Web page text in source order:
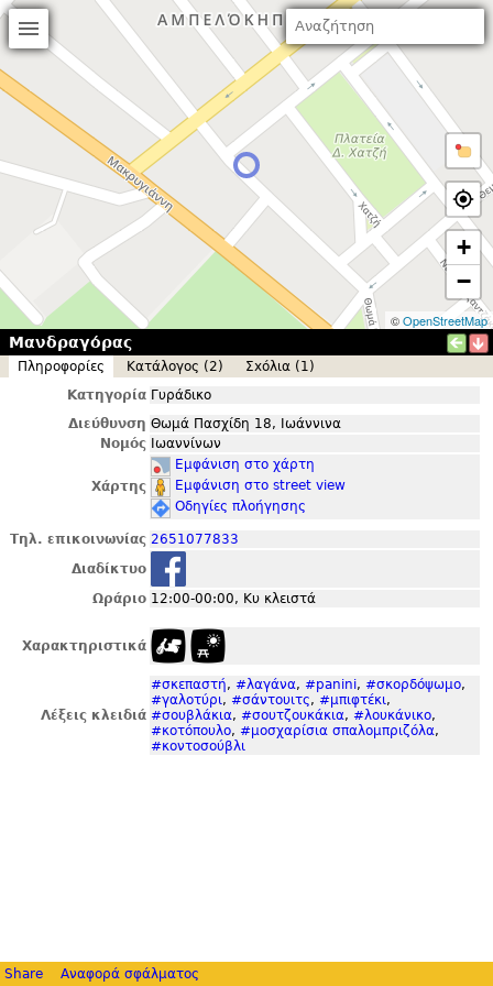
+
−
©OpenStreetMap
Μανδραγόρας
Πληροφορίες Κατάλογος (2)
Σxόλια (1)
Κατηγορία Γυράδικο
Διεύθυνση Θωμά Πασχίδη 18, Ιωάννινα
Νομός Ιωαννίνων
Χάρτης
Εμφάνιση στο χάρτη
Εμφάνιση στο street view
Οδηγίες πλοήγησης
Τηλ. επικοινωνίας 2651077833
Διαδίκτυο
Ωράριο 12:00-00:00, Κυ κλειστά
Χαρακτηριστικά
Λέξεις κλειδιά
#σκεπαστή, #λαγάνα, #panini, #σκορδόψωμο,
#γαλοτύρι, #σάντουιτς, #μπιφτέκι,
#σουβλάκια, #σουτζουκάκια, #λουκάνικο,
#κοτόπουλο, #μοσχαρίσια σπαλομπριζόλα,
#κοντοσούβλι
Share Αναφορά σφάλματος